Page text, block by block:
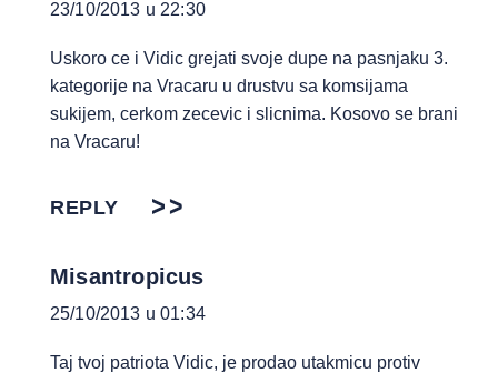
23/10/2013 u 22:30
Uskoro ce i Vidic grejati svoje dupe na pasnjaku 3.
kategorije na Vracaru u drustvu sa komsijama
sukijem, cerkom zecevic i slicnima. Kosovo se brani
na Vracaru!
REPLY
Misantropicus
25/10/2013 u 01:34
Taj tvoj patriota Vidic, je prodao utakmicu protiv